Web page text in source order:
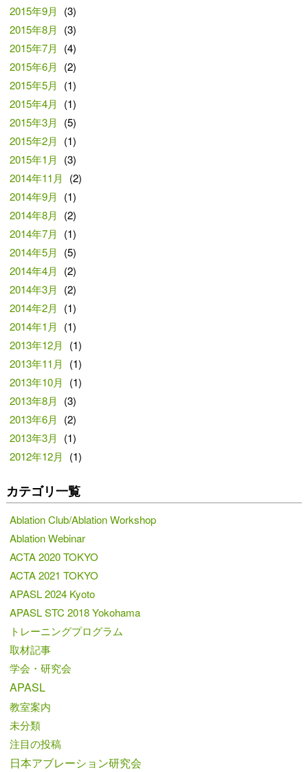
2015年9月
(3)
2015年8月
(3)
2015年7月
(4)
2015年6月
(2)
2015年5月
(1)
2015年4月
(1)
2015年3月
(5)
2015年2月
(1)
2015年1月
(3)
2014年11月
(2)
2014年9月
(1)
2014年8月
(2)
2014年7月
(1)
2014年5月
(5)
2014年4月
(2)
2014年3月
(2)
2014年2月
(1)
2014年1月
(1)
2013年12月
(1)
2013年11月
(1)
2013年10月
(1)
2013年8月
(3)
2013年6月
(2)
2013年3月
(1)
2012年12月
(1)
カテゴリ一覧
Ablation Club/Ablation Workshop
Ablation Webinar
ACTA 2020 TOKYO
ACTA 2021 TOKYO
APASL 2024 Kyoto
APASL STC 2018 Yokohama
トレーニングプログラム
取材記事
学会・研究会
APASL
教室案内
未分類
注目の投稿
日本アブレーション研究会